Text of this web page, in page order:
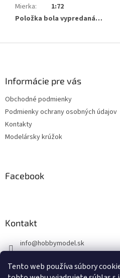
Tento web používa súbory
Mierka:
1:72
Položka bola vypredaná…
Informácie pre vás
Obchodné podmienky
Podmienky ochrany osobných údajov
Kontakty
Modelársky krúžok
Facebook
Kontakt
info@hobbymodel.sk
https://www.facebook.com/